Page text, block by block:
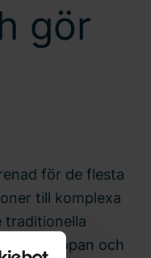
gör
för de flesta
till komplexa
traditionella
CO₂, propan och